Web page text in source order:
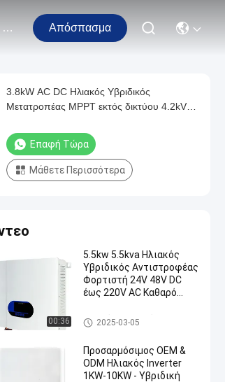
Μας Ελάτε Σε Επαφή Με Απόσπασμα
3.8kW AC DC Ηλιακός Υβριδικός
Μετατροπέας MPPT εκτός δικτύου 4.2kVA
Κύκλων
Επαφή Τώρα
Μάθετε Περισσότερα
00:36
5.5kw 5.5kva Ηλιακός
Υβριδικός Αντιστροφέας
Φορτιστή 24V 48V DC
έως 220V AC Καθαρό
Ηλιακός υβριδικός μετατροπ
έας
2025-03-05
Προσαρμόσιμος OEM &
ODM Ηλιακός Inverter
1KW-10KW - Υβριδική